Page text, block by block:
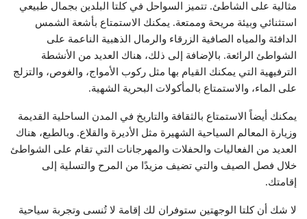
مثالية على الشاطئ. تتميز السواحل في كلتا البلدين بجمال طبيعي
استثنائي وبيئة مريحة وممتعة. يمكنك الاستمتاع بأشعة الشمس
الدافئة والمياه الصافية الزرقاء والرمال الذهبية الناعمة على
الشواطئ الرائعة. بالإضافة إلى ذلك، هناك العديد من الأنشطة
الترفيهية التي يمكنك القيام بها مثل ركوب الأمواج، والغوص، والتزلج
على الماء، والاستمتاع بالمأكولات البحرية الشهية.
يمكنك أيضاً الاستمتاع بالثقافة والتاريخ في المدن الساحلية القديمة
وزيارة المعالم السياحية الشهيرة مثل الأديرة والقلاع. وبالطبع، هناك
العديد من الفعاليات والحفلات والمهرجانات التي تقام على الشواطئ
خلال فصل الصيف والتي تضيف مزيدًا من المرح والتسلية إلى
إقامتك.
لا شك أن كلتا الوجهتين ستوفران لك إقامة لا تُنسى وتجربة سياحية